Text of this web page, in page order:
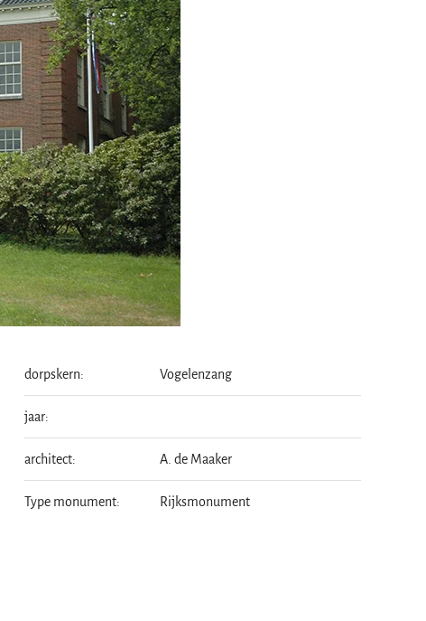
dorpskern: Vogelenzang
jaar:
architect: A. de Maaker
Type monument: Rijksmonument